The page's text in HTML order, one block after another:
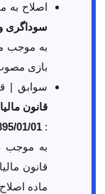
اصلاح
سوداگری
بازی مصوب 1404/04/08، ماده 76
سوابق |
قانون
:
01/01
ماده